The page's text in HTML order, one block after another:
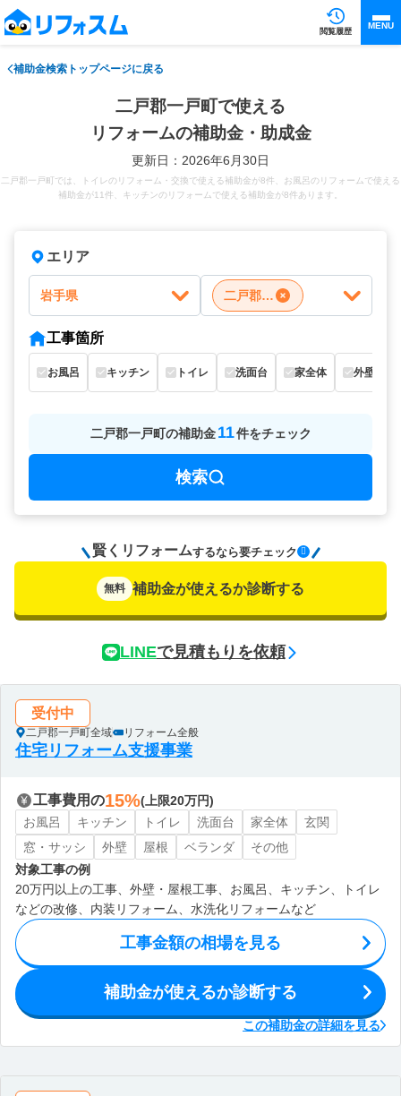
閲覧履歴
MENU
補助金検索トップページに戻る
二戸郡一戸町で使える
リフォームの補助金・助成金
更新日：2026年6月30日
二戸郡一戸町では、トイレのリフォーム・交換で使える補助金が8件、お風呂のリフォームで使える
補助金が11件、キッチンのリフォームで使える補助金が8件あります。
エリア
岩手県 二戸郡一戸町
工事箇所
お風呂 キッチン トイレ 洗面台 家全体 外壁
二戸郡一戸町の補助金 11件をチェック
検索
賢くリフォームするなら要チェック
無料 補助金が使えるか診断する
LINEで見積もりを依頼
受付中
二戸郡一戸町全域 リフォーム全般
住宅リフォーム支援事業
工事費用の15%(上限20万円)
お風呂
キッチン トイレ 洗面台 家全体
玄関
窓・サッシ
外壁 屋根 ベランダ
その他
対象工事の例
20万円以上の工事、外壁・屋根工事、お風呂、キッチン、トイレ
などの改修、内装リフォーム、水洗化リフォームなど
工事金額の相場を見る
補助金が使えるか診断する
この補助金の詳細を見る